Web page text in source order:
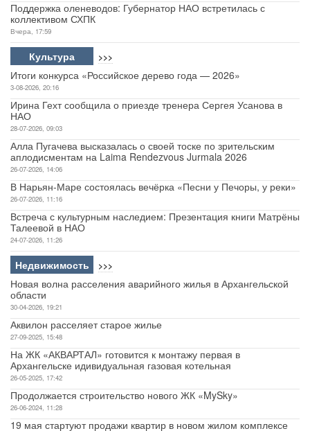
Поддержка оленеводов: Губернатор НАО встретилась с
коллективом СХПК
Вчера, 17:59
Культура >>>
Итоги конкурса «Российское дерево года — 2026»
3-08-2026, 20:16
Ирина Гехт сообщила о приезде тренера Сергея Усанова в
НАО
28-07-2026, 09:03
Алла Пугачева высказалась о своей тоске по зрительским
аплодисментам на Laima Rendezvous Jurmala 2026
26-07-2026, 14:06
В Нарьян-Маре состоялась вечёрка «Песни у Печоры, у реки»
26-07-2026, 11:16
Встреча с культурным наследием: Презентация книги Матрёны
Талеевой в НАО
24-07-2026, 11:26
Недвижимость >>>
Новая волна расселения аварийного жилья в Архангельской
области
30-04-2026, 19:21
Аквилон расселяет старое жилье
27-09-2025, 15:48
На ЖК «АКВАРТАЛ» готовится к монтажу первая в
Архангельске идивидуальная газовая котельная
26-05-2025, 17:42
Продолжается строительство нового ЖК «MySky»
26-06-2024, 11:28
19 мая стартуют продажи квартир в новом жилом комплексе